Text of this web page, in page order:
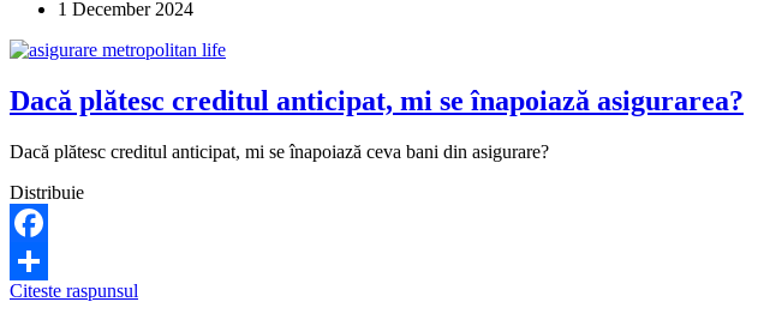
dosarul
despagubire
caz
de
deces.
Ce
1 December 2024
Dacă plătesc creditul anticipat, mi se înapoiază asigurarea?
Dacă plătesc creditul anticipat, mi se înapoiază ceva bani din asigurare?
Distribuie
Facebook
Share
Citeste raspunsul